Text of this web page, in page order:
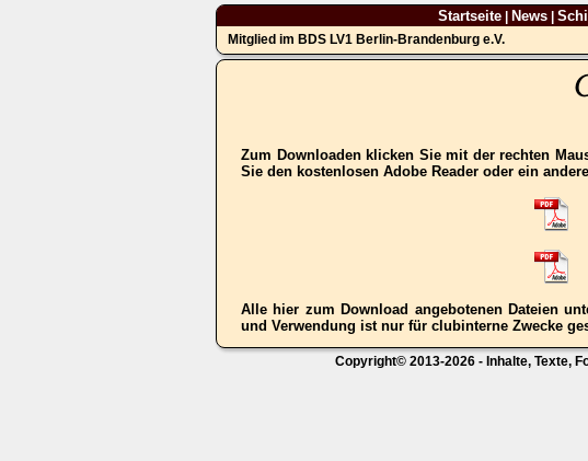
Startseite| News|
Mitglied im BDS LV1 Berlin-Brandenburg e.V.
Zum Downloaden klicken Sie mit der rechten
Sie den kostenlosen Adobe Reader oder ein
Alle hier zum Download angebotenen Dateien
und Verwendung ist nur für clubinterne Zwecke
Copyright© 2013-2026 - Inhalte, Texte,